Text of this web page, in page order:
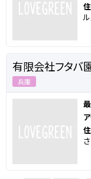
有限会社フタバ
兵庫